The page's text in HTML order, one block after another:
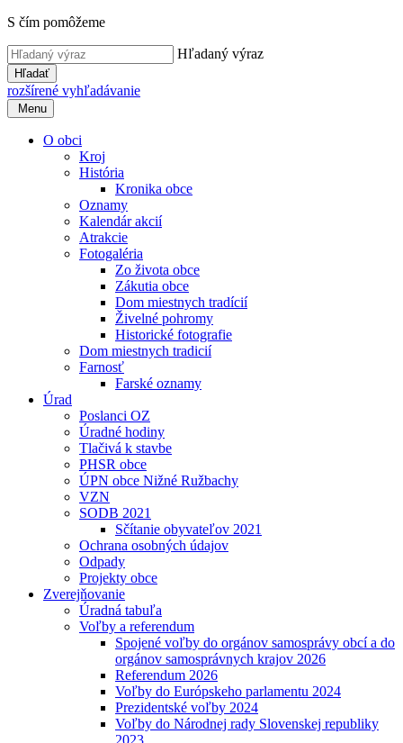
S čím pomôžeme
Hľadaný výraz
Hľadať
rozšírené vyhľadávanie
Menu
O obci
Kroj
História
Kronika obce
Oznamy
Kalendár akcií
Atrakcie
Fotogaléria
Zo života obce
Zákutia obce
Dom miestnych tradícií
Živelné pohromy
Historické fotografie
Dom miestnych tradicií
Farnosť
Farské oznamy
Úrad
Poslanci OZ
Úradné hodiny
Tlačivá k stavbe
PHSR obce
ÚPN obce Nižné Ružbachy
VZN
SODB 2021
Sčítanie obyvateľov 2021
Ochrana osobných údajov
Odpady
Projekty obce
Zverejňovanie
Úradná tabuľa
Voľby a referendum
Spojené voľby do orgánov samosprávy obcí a do
orgánov samosprávnych krajov 2026
Referendum 2026
Voľby do Európskeho parlamentu 2024
Prezidentské voľby 2024
Voľby do Národnej rady Slovenskej republiky
2023